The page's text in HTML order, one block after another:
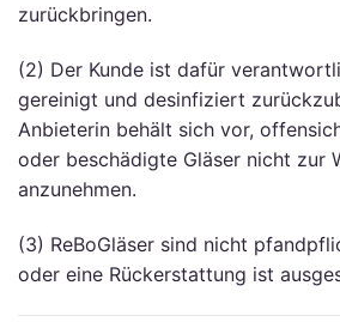
zurückbringen.
(2) Der Kunde ist dafür
gereinigt und desinfiziert
Anbieterin behält sich vor,
oder beschädigte Gläser nicht zur
anzunehmen.
(3) ReBoGläser sind nicht
oder eine Rückerstattung ist